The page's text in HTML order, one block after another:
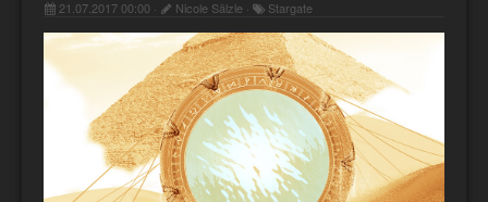
21.07.2017 00:00 · Nicole Sälzle · Stargate